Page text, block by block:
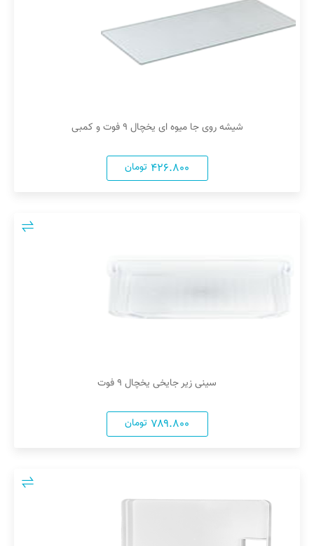
شیشه روی جا میوه ای یخچال ۹ فوت و کمبی
۴۲۶.۸۰۰ تومان
سینی زیر جایخی یخچال ۹ فوت
۷۸۹.۸۰۰ تومان